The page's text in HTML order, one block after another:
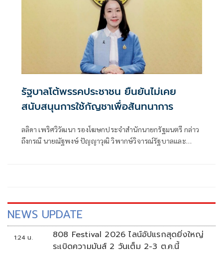
รัฐบาลโต้พรรคประชาชน ยืนยันไม่เคย
สนับสนุนการใช้กัญชาเพื่อสันทนาการ
ลลิดา เพริศวิวัฒนา รองโฆษกประจำสำนักนายกรัฐมนตรี กล่าว
ถึงกรณี นายณัฐพงษ์ ปัญญาวุฒิ วิพากษ์วิจารณ์รัฐบาลและ
NEWS UPDATE
1:24 น.
808 Festival 2026 ไลน์อัปแรกสุดยิ่งใหญ่
ระเบิดความมันส์ 2 วันเต็ม 2-3 ต.ค.นี้